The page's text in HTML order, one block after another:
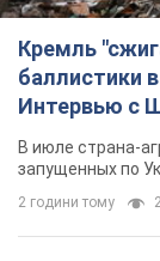
Кремль
баллистики
Интервью с
В июле страна-
запущенных по
2 години тому